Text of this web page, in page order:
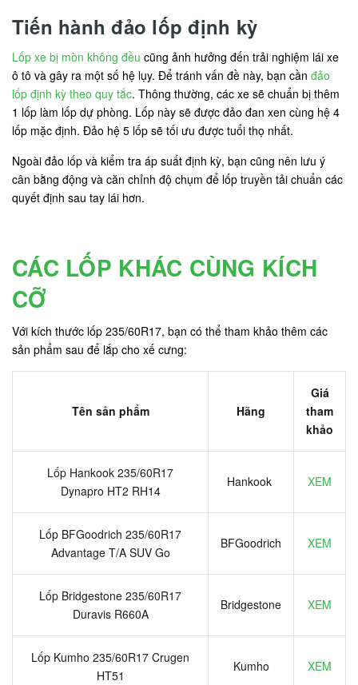
Tiến hành đảo lốp định kỳ
Lốp xe bị mòn không đều cũng ảnh hưởng đến trải nghiệm lái xe
ô tô và gây ra một số hệ lụy. Để tránh vấn đề này, bạn cần đảo
lốp định kỳ theo quy tắc. Thông thường, các xe sẽ chuẩn bị thêm
1 lốp làm lốp dự phòng. Lốp này sẽ được đảo đan xen cùng hệ 4
lốp mặc định. Đảo hệ 5 lốp sẽ tối ưu được tuổi thọ nhất.
Ngoài đảo lốp và kiểm tra áp suất định kỳ, bạn cũng nên lưu ý
cân bằng động và căn chỉnh độ chụm để lốp truyền tải chuẩn các
quyết định sau tay lái hơn.
CÁC LỐP KHÁC CÙNG KÍCH
CỠ
Với kích thước lốp 235/60R17, bạn có thể tham khảo thêm các
sản phẩm sau để lắp cho xế cưng:
Tên sản phẩm Hãng
Giá
tham
khảo
Lốp Hankook 235/60R17
Dynapro HT2 RH14
Hankook XEM
Lốp BFGoodrich 235/60R17
Advantage T/A SUV Go
BFGoodrich XEM
Lốp Bridgestone 235/60R17
Duravis R660A
Bridgestone XEM
Lốp Kumho 235/60R17 Crugen
HT51
Kumho XEM